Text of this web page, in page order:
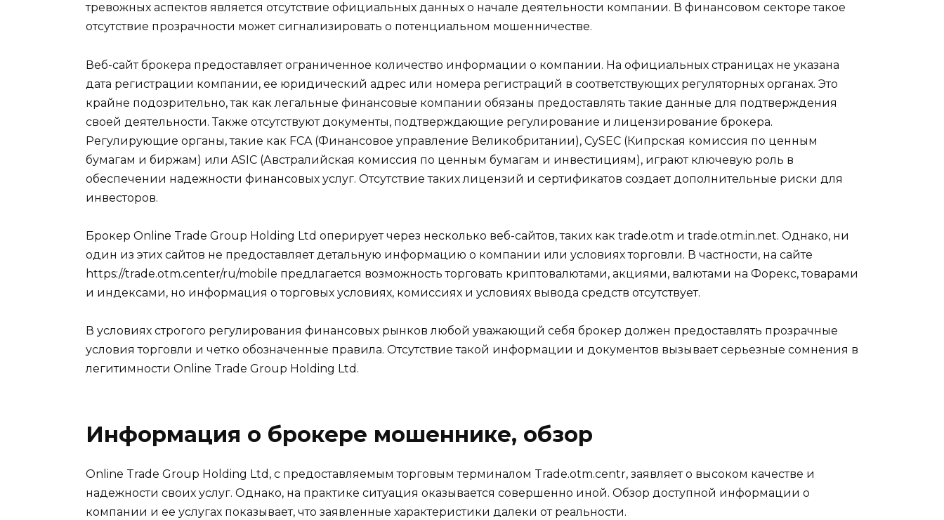
тревожных аспектов является отсутствие официальных данных о начале деятельности компании. В финансовом секторе такое
отсутствие прозрачности может сигнализировать о потенциальном мошенничестве.
Веб-сайт брокера предоставляет ограниченное количество информации о компании. На официальных страницах не указана
дата регистрации компании, ее юридический адрес или номера регистраций в соответствующих регуляторных органах. Это
крайне подозрительно, так как легальные финансовые компании обязаны предоставлять такие данные для подтверждения
своей деятельности. Также отсутствуют документы, подтверждающие регулирование и лицензирование брокера.
Регулирующие органы, такие как FCA (Финансовое управление Великобритании), CySEC (Кипрская комиссия по ценным
бумагам и биржам) или ASIC (Австралийская комиссия по ценным бумагам и инвестициям), играют ключевую роль в
обеспечении надежности финансовых услуг. Отсутствие таких лицензий и сертификатов создает дополнительные риски для
инвесторов.
Брокер Online Trade Group Holding Ltd оперирует через несколько веб-сайтов, таких как trade.otm и trade.otm.in.net. Однако, ни
один из этих сайтов не предоставляет детальную информацию о компании или условиях торговли. В частности, на сайте
https://trade.otm.center/ru/mobile предлагается возможность торговать криптовалютами, акциями, валютами на Форекс, товарами
и индексами, но информация о торговых условиях, комиссиях и условиях вывода средств отсутствует.
В условиях строгого регулирования финансовых рынков любой уважающий себя брокер должен предоставлять прозрачные
условия торговли и четко обозначенные правила. Отсутствие такой информации и документов вызывает серьезные сомнения в
легитимности Online Trade Group Holding Ltd.
Информация о брокере мошеннике, обзор
Online Trade Group Holding Ltd, с предоставляемым торговым терминалом Trade.otm.centr, заявляет о высоком качестве и
надежности своих услуг. Однако, на практике ситуация оказывается совершенно иной. Обзор доступной информации о
компании и ее услугах показывает, что заявленные характеристики далеки от реальности.